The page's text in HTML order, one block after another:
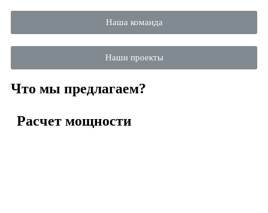
Наша команда
Наши проекты
Что мы предлагаем?
Расчет мощности